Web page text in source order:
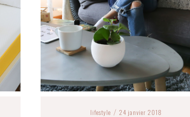
lifestyle / 24 janvier 2018